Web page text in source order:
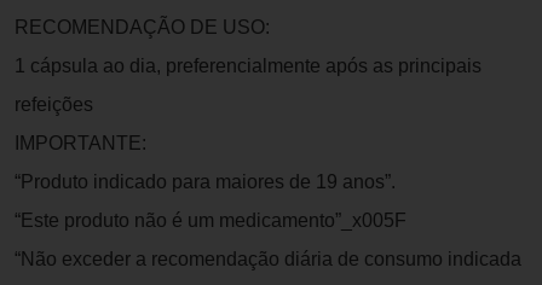
RECOMENDAÇÃO DE USO:
1 cápsula ao dia, preferencialmente após as principais
refeições
IMPORTANTE:
“Produto indicado para maiores de 19 anos”.
“Este produto não é um medicamento”_x005F
“Não exceder a recomendação diária de consumo indicada